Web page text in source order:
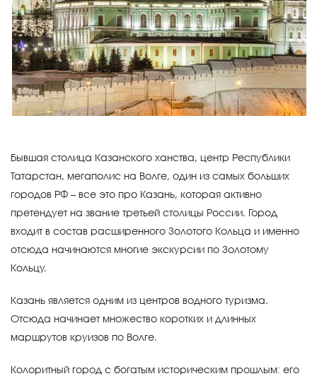
Бывшая столица Казанского ханства, центр Республики
Татарстан, мегаполис на Волге, один из самых больших
городов РФ – все это про Казань, которая активно
претендует на звание третьей столицы России. Город
входит в состав расширенного Золотого Кольца и именно
отсюда начинаются многие экскурсии по Золотому
Кольцу.
Казань является одним из центров водного туризма.
Отсюда начинает множество коротких и длинных
маршрутов круизов по Волге.
Колоритный город с богатым историческим прошлым: его